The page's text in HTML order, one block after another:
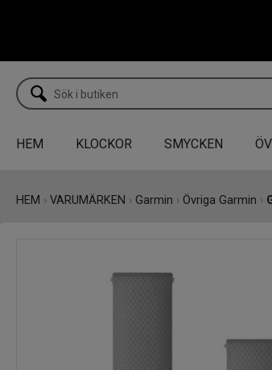
HEM KLOCKOR SMYCKEN
HEM › VARUMÄRKEN › Garmin › Övriga Garmin ›